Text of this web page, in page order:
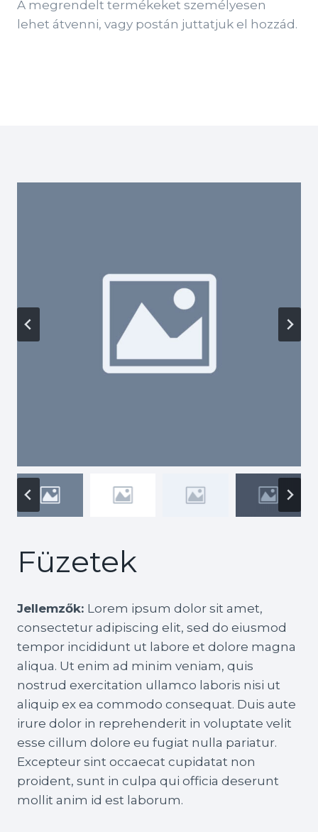
A megrendelt termékeket személyesen
lehet átvenni, vagy postán juttatjuk el hozzád.
Füzetek
Jellemzők: Lorem ipsum dolor sit amet,
consectetur adipiscing elit, sed do eiusmod
tempor incididunt ut labore et dolore magna
aliqua. Ut enim ad minim veniam, quis
nostrud exercitation ullamco laboris nisi ut
aliquip ex ea commodo consequat. Duis aute
irure dolor in reprehenderit in voluptate velit
esse cillum dolore eu fugiat nulla pariatur.
Excepteur sint occaecat cupidatat non
proident, sunt in culpa qui officia deserunt
mollit anim id est laborum.